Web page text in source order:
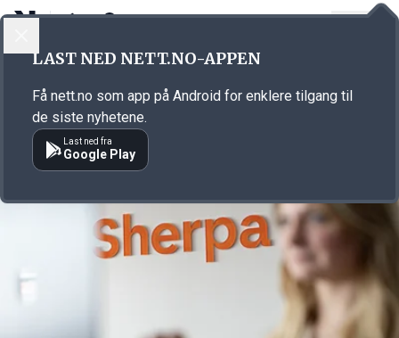
Annonsørinnhold
Annonsørinnhold
LAST NED NETT.NO-APPEN
Få nett.no som app på Android for enklere tilgang til
de siste nyhetene.
Last ned fra
Google Play